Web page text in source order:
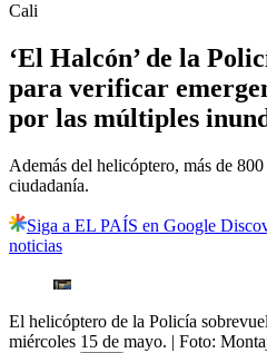
Cali
‘El Halcón’ de la
para verificar
por las múltiples
Además del helicóptero, más de
ciudadanía.
Siga a EL PAÍS en Google
noticias
El helicóptero de la Policía
miércoles 15 de mayo. | Foto: